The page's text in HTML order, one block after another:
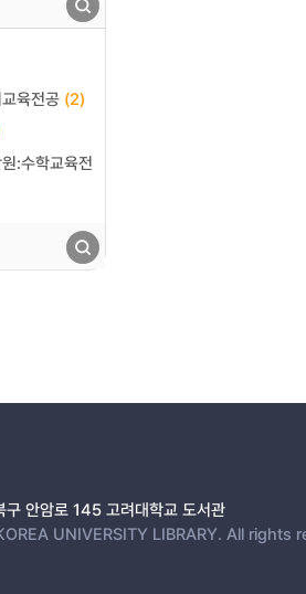
육전공 (2)
:수학교육전
안암로 145 고려대학교 도서관
UNIVERSITY LIBRARY. All rights